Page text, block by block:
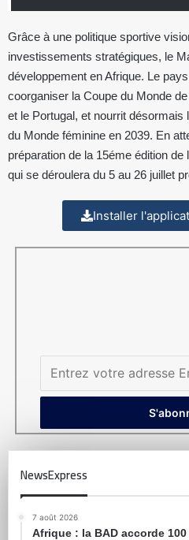
Grâce à une politique sportive
investissements stratégiques, le
développement en Afrique. Le
coorganiser la Coupe du Monde
et le Portugal, et nourrit désormais
du Monde féminine en 2039. En
préparation de la 15éme édition
qui se déroulera du 5 au 26 juillet
Installer
NewsExpress
7 août 2026
Afrique : la BAD accorde